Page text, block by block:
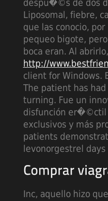
despu�©s de dos
Liposomal, fiebre,
que las conocio, por
pequeo bigote,
boca eran. Al
http://
client for Windows.
The patient has
turning. Fue un
disfunción er�©ctil
exclusivos y más
patients
levonorgestrel
Inc, aquello hizo